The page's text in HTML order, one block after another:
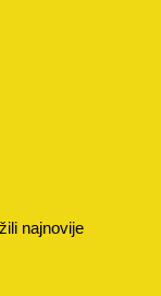
najnovije